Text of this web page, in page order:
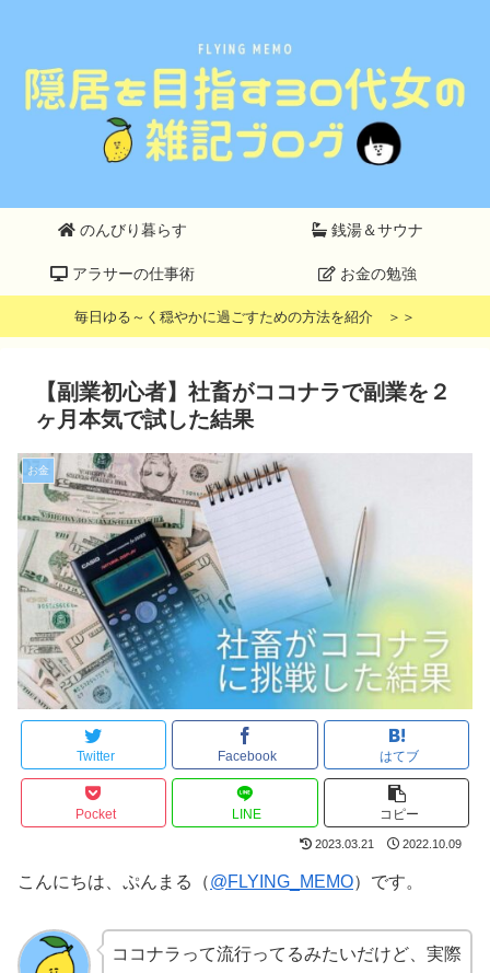
のんびり暮らす 銭湯＆サウナ
アラサーの仕事術 お金の勉強
毎日ゆる～く穏やかに過ごすための方法を紹介 ＞＞
【副業初心者】社畜がココナラで副業を２
ヶ月本気で試した結果
お金
Twitter Facebook はてブ
Pocket LINE コピー
2023.03.21 2022.10.09
こんにちは、ぷんまる（@FLYING_MEMO）です。
ココナラって流行ってるみたいだけど、実際